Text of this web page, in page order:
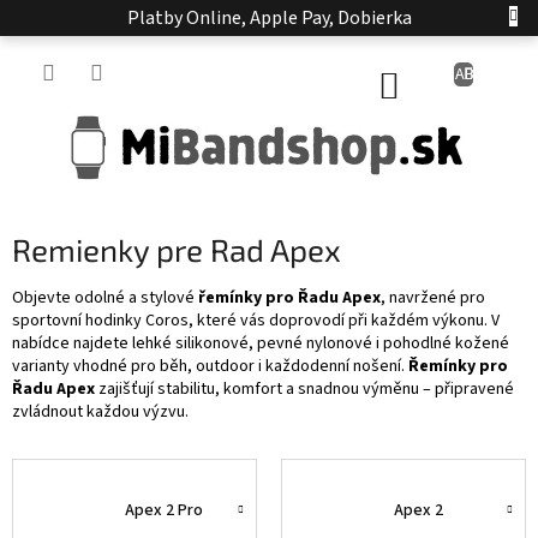
na
Platby Online, Apple Pay, Dobierka
NÁKUPNÝ
Remienky pre Rad Apex
Objevte odolné a stylové řemínky pro Řadu Apex, navržené pro
sportovní hodinky Coros, které vás doprovodí při každém výkonu. V
nabídce najdete lehké silikonové, pevné nylonové i pohodlné kožené
varianty vhodné pro běh, outdoor i každodenní nošení. Řemínky pro
Řadu Apex zajišťují stabilitu, komfort a snadnou výměnu – připravené
zvládnout každou výzvu.
Apex 2 Pro Apex 2